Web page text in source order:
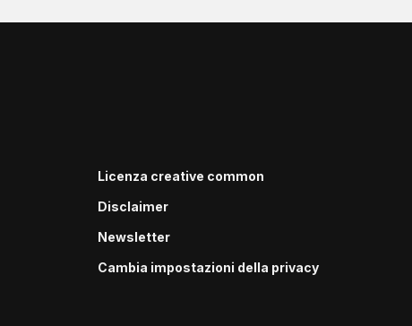
Licenza creative common
Disclaimer
Newsletter
Cambia impostazioni della privacy